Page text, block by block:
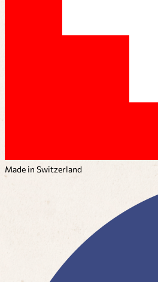
Made in Switzerland